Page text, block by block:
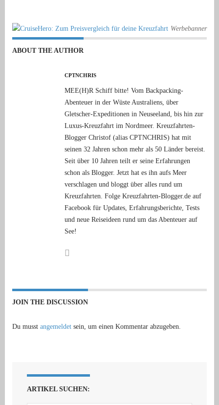
Werbebanner
ABOUT THE AUTHOR
CPTNCHRIS
MEE(H)R Schiff bitte! Vom Backpacking-
Abenteuer in der Wüste Australiens, über
Gletscher-Expeditionen in Neuseeland, bis hin zur
Luxus-Kreuzfahrt im Nordmeer. Kreuzfahrten-
Blogger Christof (alias CPTNCHRIS) hat mit
seinen 32 Jahren schon mehr als 50 Länder bereist.
Seit über 10 Jahren teilt er seine Erfahrungen
schon als Blogger. Jetzt hat es ihn aufs Meer
verschlagen und bloggt über alles rund um
Kreuzfahrten. Folge Kreuzfahrten-Blogger.de auf
Facebook für Updates, Erfahrungsberichte, Tests
und neue Reiseideen rund um das Abenteuer auf
See!
JOIN THE DISCUSSION
Du musst angemeldet sein, um einen Kommentar abzugeben.
ARTIKEL SUCHEN: